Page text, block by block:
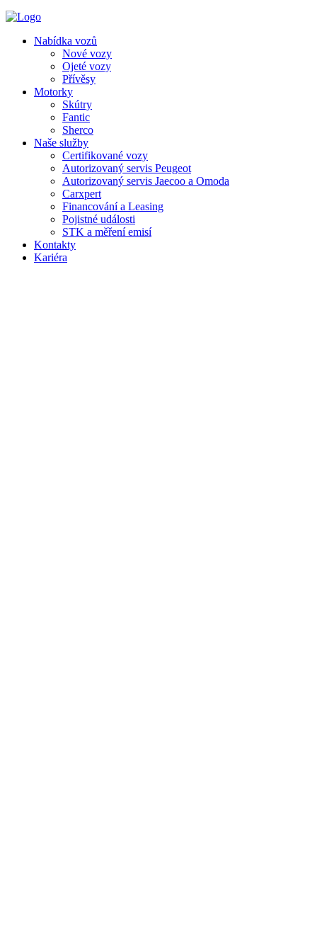
Nabídka vozů
Nové vozy
Ojeté vozy
Přívěsy
Motorky
Skútry
Fantic
Sherco
Naše služby
Certifikované vozy
Autorizovaný servis Peugeot
Autorizovaný servis Jaecoo a Omoda
Carxpert
Financování a Leasing
Pojistné události
STK a měření emisí
Kontakty
Kariéra